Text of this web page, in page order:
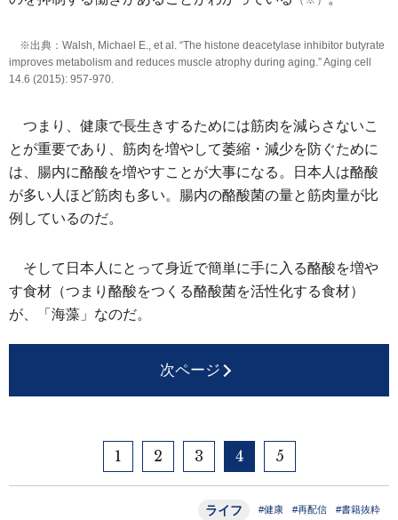
※出典：Walsh, Michael E., et al. “The histone deacetylase inhibitor butyrate
improves metabolism and reduces muscle atrophy during aging.” Aging cell
14.6 (2015): 957-970.
つまり、健康で長生きするためには筋肉を減らさないこ
とが重要であり、筋肉を増やして萎縮・減少を防ぐために
は、腸内に酪酸を増やすことが大事になる。日本人は酪酸
が多い人ほど筋肉も多い。腸内の酪酸菌の量と筋肉量が比
例しているのだ。
そして日本人にとって身近で簡単に手に入る酪酸を増や
す食材（つまり酪酸をつくる酪酸菌を活性化する食材）
が、「海藻」なのだ。
次ページ
1 2 3 4 5
ライフ #健康 #再配信 #書籍抜粋